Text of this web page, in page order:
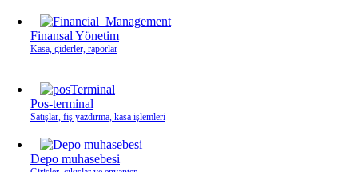
Finansal Yönetim
Kasa, giderler, raporlar
Pos-terminal
Satışlar, fiş yazdırma, kasa işlemleri
Depo muhasebesi